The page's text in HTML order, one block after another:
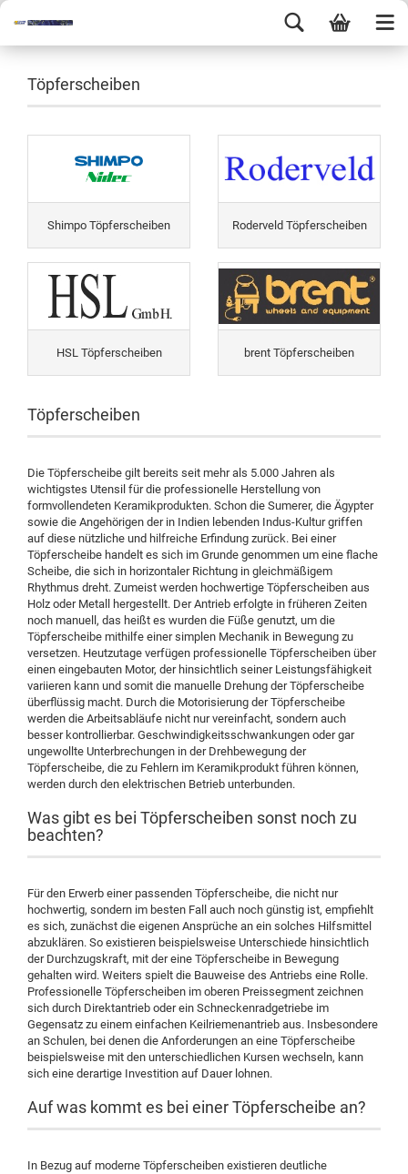
Töpferscheiben
Shimpo Töpferscheiben Roderveld Töpferscheiben
HSL Töpferscheiben brent Töpferscheiben
Töpferscheiben
Die Töpferscheibe gilt bereits seit mehr als 5.000 Jahren als
wichtigstes Utensil für die professionelle Herstellung von
formvollendeten Keramikprodukten. Schon die Sumerer, die Ägypter
sowie die Angehörigen der in Indien lebenden Indus-Kultur griffen
auf diese nützliche und hilfreiche Erfindung zurück. Bei einer
Töpferscheibe handelt es sich im Grunde genommen um eine flache
Scheibe, die sich in horizontaler Richtung in gleichmäßigem
Rhythmus dreht. Zumeist werden hochwertige Töpferscheiben aus
Holz oder Metall hergestellt. Der Antrieb erfolgte in früheren Zeiten
noch manuell, das heißt es wurden die Füße genutzt, um die
Töpferscheibe mithilfe einer simplen Mechanik in Bewegung zu
versetzen. Heutzutage verfügen professionelle Töpferscheiben über
einen eingebauten Motor, der hinsichtlich seiner Leistungsfähigkeit
variieren kann und somit die manuelle Drehung der Töpferscheibe
überflüssig macht. Durch die Motorisierung der Töpferscheibe
werden die Arbeitsabläufe nicht nur vereinfacht, sondern auch
besser kontrollierbar. Geschwindigkeitsschwankungen oder gar
ungewollte Unterbrechungen in der Drehbewegung der
Töpferscheibe, die zu Fehlern im Keramikprodukt führen können,
werden durch den elektrischen Betrieb unterbunden.
Was gibt es bei Töpferscheiben sonst noch zu
beachten?
Für den Erwerb einer passenden Töpferscheibe, die nicht nur
hochwertig, sondern im besten Fall auch noch günstig ist, empfiehlt
es sich, zunächst die eigenen Ansprüche an ein solches Hilfsmittel
abzuklären. So existieren beispielsweise Unterschiede hinsichtlich
der Durchzugskraft, mit der eine Töpferscheibe in Bewegung
gehalten wird. Weiters spielt die Bauweise des Antriebs eine Rolle.
Professionelle Töpferscheiben im oberen Preissegment zeichnen
sich durch Direktantrieb oder ein Schneckenradgetriebe im
Gegensatz zu einem einfachen Keilriemenantrieb aus. Insbesondere
an Schulen, bei denen die Anforderungen an eine Töpferscheibe
beispielsweise mit den unterschiedlichen Kursen wechseln, kann
sich eine derartige Investition auf Dauer lohnen.
Auf was kommt es bei einer Töpferscheibe an?
In Bezug auf moderne Töpferscheiben existieren deutliche